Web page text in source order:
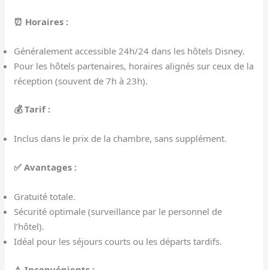
⏰ Horaires :
Généralement accessible 24h/24 dans les hôtels Disney.
Pour les hôtels partenaires, horaires alignés sur ceux de la
réception (souvent de 7h à 23h).
💰 Tarif :
Inclus dans le prix de la chambre, sans supplément.
✅ Avantages :
Gratuité totale.
Sécurité optimale (surveillance par le personnel de
l’hôtel).
Idéal pour les séjours courts ou les départs tardifs.